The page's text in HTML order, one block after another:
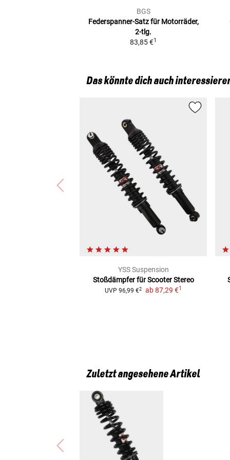
BGS
Federspanner-Satz für Motorräder,
2-tlg.
83,85 €1
Das könnte dich auch
YSS Suspension
Stoßdämpfer für Scooter Stereo
UVP 96,99 €2 ab 87,29 €1
Zuletzt angesehene Artikel